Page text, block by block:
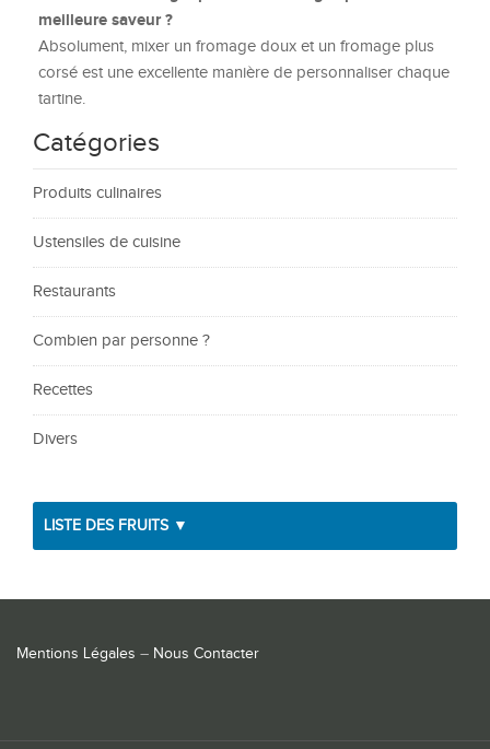
meilleure saveur ?
Absolument, mixer un fromage doux et un fromage plus
corsé est une excellente manière de personnaliser chaque
tartine.
Catégories
Produits culinaires
Ustensiles de cuisine
Restaurants
Combien par personne ?
Recettes
Divers
LISTE DES FRUITS ▼
Mentions Légales – Nous Contacter